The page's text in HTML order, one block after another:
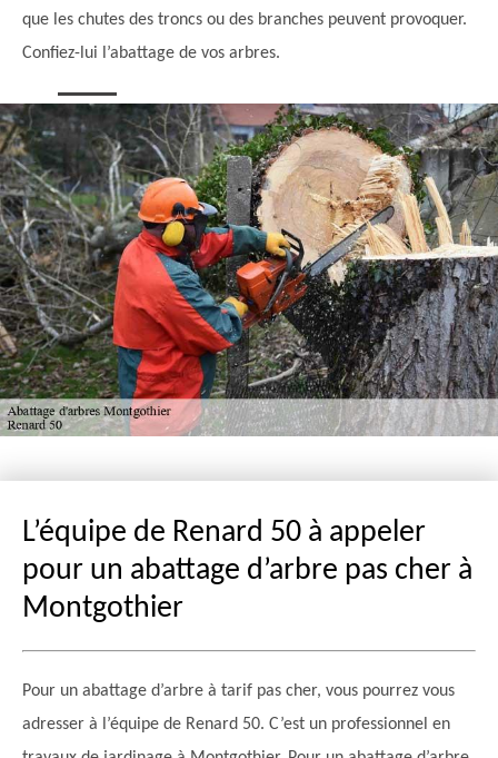
que les chutes des troncs ou des branches peuvent provoquer.
Confiez-lui l’abattage de vos arbres.
L’équipe de Renard 50 à appeler
pour un abattage d’arbre pas cher à
Montgothier
Pour un abattage d’arbre à tarif pas cher, vous pourrez vous
adresser à l’équipe de Renard 50. C’est un professionnel en